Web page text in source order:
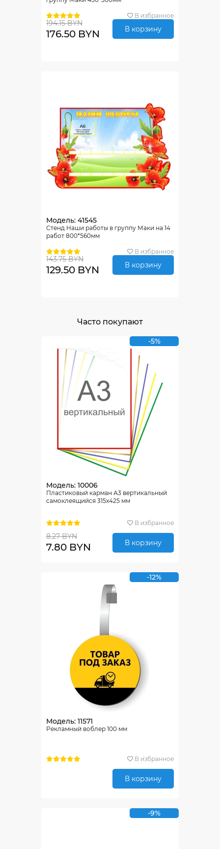
В избранное
194.15 BYN
176.50 BYN В корзину
Модель: 41545
Стенд Наши работы в группу Маки на 14
работ 800*560мм
В избранное
143.75 BYN
129.50 BYN В корзину
Часто покупают
-5%
Модель: 10006
Пластиковый карман А3 вертикальный
самоклеящийся 315х425 мм
В избранное
8.27 BYN
7.80 BYN В корзину
-12%
Модель: 11571
Рекламный воблер 100 мм
В избранное
В корзину
-9%